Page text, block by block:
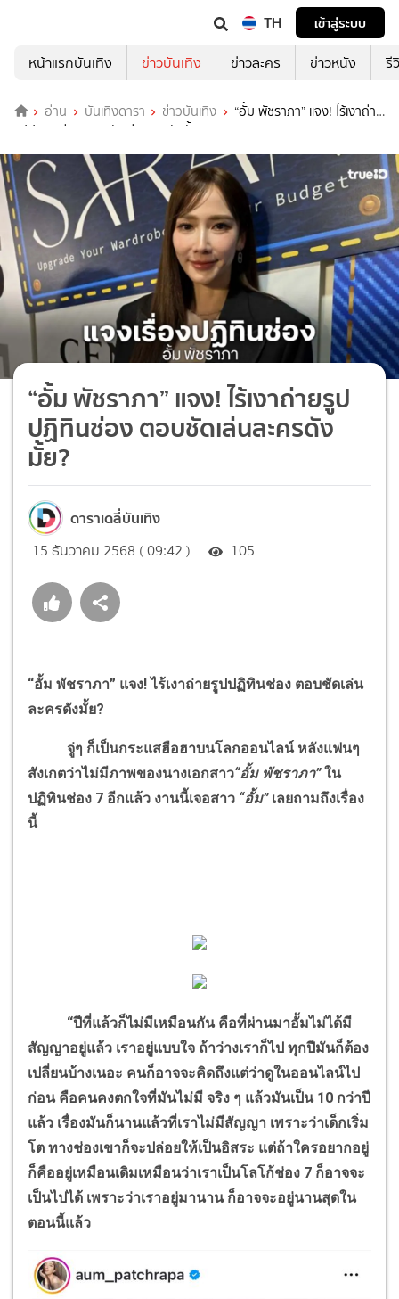
TH
เข้าสู่ระบบ
หน้าแรกบันเทิง
ข่าวบันเทิง ข่าวละคร ข่าวหนัง รี
อ่าน บันเทิงดารา ข่าวบันเทิง
“อั้ม พัชราภา” แจง! ไร้เงาถ่าย
รูปปฏิทินช่อง ตอบชัดเล่นละครดังมั้ย?
“อั้ม พัชราภา” แจง! ไร้เงาถ่ายรูป
ปฏิทินช่อง ตอบชัดเล่นละครดัง
มั้ย?
ดาราเดลี่บันเทิง
15 ธันวาคม 2568 ( 09:42 ) 105
“อั้ม พัชราภา” แจง!ไร้เงาถ่ายรูปปฏิทินช่อง ตอบชัดเล่น
ละครดังมั้ย?
จู่ๆ ก็เป็นกระแสฮือฮาบนโลกออนไลน์ หลังแฟนๆ
สังเกตว่าไม่มีภาพของนางเอกสาว“อั้ม พัชราภา”ใน
ปฏิทินช่อง 7 อีกแล้ว งานนี้เจอสาว “อั้ม”เลยถามถึงเรื่อง
นี้
“ปีที่แล้วก็ไม่มีเหมือนกัน คือที่ผ่านมาอั้มไม่ได้มี
สัญญาอยู่แล้ว เราอยู่แบบใจ ถ้าว่างเราก็ไป ทุกปีมันก็ต้อง
เปลี่ยนบ้างเนอะ คนก็อาจจะคิดถึงแต่ว่าดูในออนไลน์ไป
ก่อน คือคนคงตกใจที่มันไม่มี จริง ๆ แล้วมันเป็น 10 กว่าปี
แล้ว เรื่องมันก็นานแล้วที่เราไม่มีสัญญา เพราะว่าเด็กเริ่ม
โต ทางช่องเขาก็จะปล่อยให้เป็นอิสระ แต่ถ้าใครอยากอยู่
ก็คืออยู่เหมือนเดิมเหมือนว่าเราเป็นโลโก้ช่อง 7 ก็อาจจะ
เป็นไปได้ เพราะว่าเราอยู่มานาน ก็อาจจะอยู่นานสุดใน
ตอนนี้แล้ว